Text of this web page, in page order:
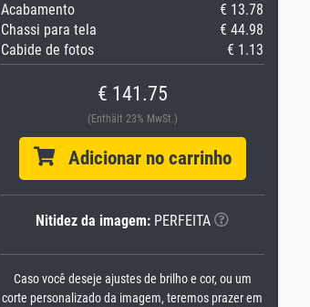
Acabamento
€ 13.78
Chassi para tela
€ 44.98
Cabide de fotos
€ 1.13
€ 141.75
(Enthält 23% MwSt.)
Adicionar no carrinho
Nitidez da imagem: PERFEITA
Caso você deseje ajustes de brilho e cor, ou um
corte personalizado da imagem, teremos prazer em